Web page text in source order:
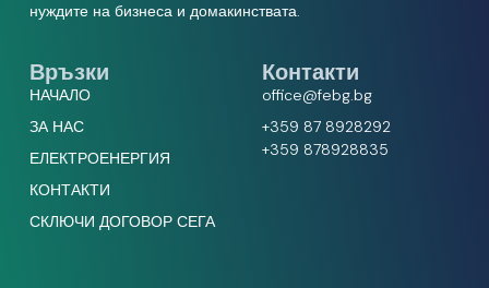
нуждите на бизнеса и домакинствата.
Връзки
НАЧАЛО
ЗА НАС
ЕЛЕКТРОЕНЕРГИЯ
КОНТАКТИ
СКЛЮЧИ ДОГОВОР СЕГА
Контакти
office@febg.bg
+359 87 8928292
+359 878928835